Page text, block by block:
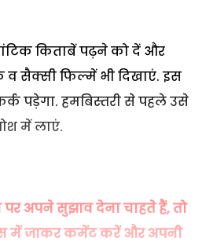
किताबें पढ़ने को दें और
व सैक्सी फिल्में भी दिखाएं. इस
पड़ेगा. हमबिस्तरी से पहले उसे
में लाएं.
अपने सुझाव देना चाहते हैं, तो
में जाकर कमेंट करें और अपनी